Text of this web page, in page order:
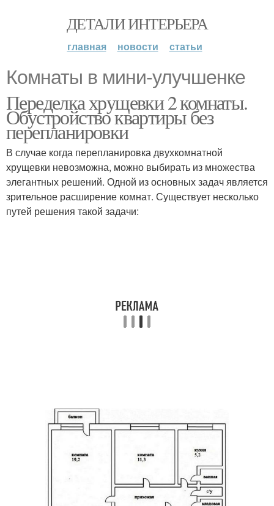
ДЕТАЛИ ИНТЕРЬЕРА
главная новости статьи
Комнаты в мини-улучшенке
Переделка хрущевки 2 комнаты.
Обустройство квартиры без
перепланировки
В случае когда перепланировка двухкомнатной
хрущевки невозможна, можно выбирать из множества
элегантных решений. Одной из основных задач является
зрительное расширение комнат. Существует несколько
путей решения такой задачи: